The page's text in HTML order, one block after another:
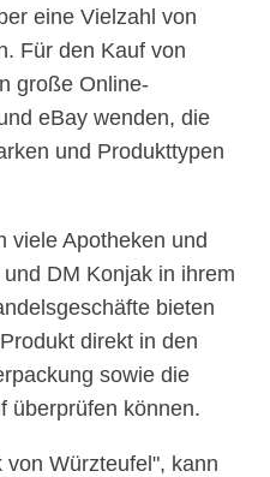
eine Vielzahl von
Für den Kauf von
große Online-
eBay wenden, die
und Produkttypen
viele Apotheken und
DM Konjak in ihrem
bieten
direkt in den
sowie die
überprüfen können.
von Würzteufel", kann